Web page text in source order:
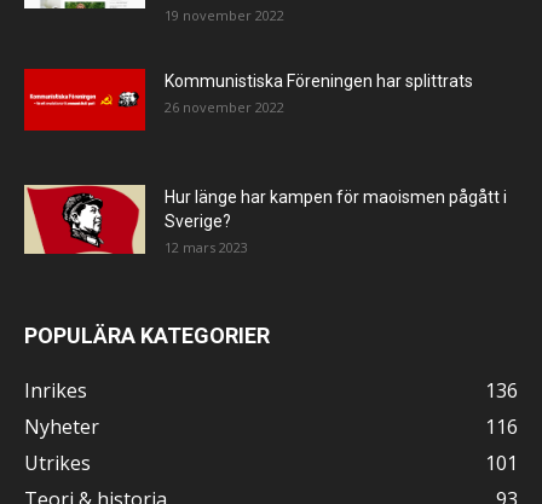
19 november 2022
Kommunistiska Föreningen har splittrats
26 november 2022
Hur länge har kampen för maoismen pågått i
Sverige?
12 mars 2023
POPULÄRA KATEGORIER
Inrikes
136
Nyheter
116
Utrikes
101